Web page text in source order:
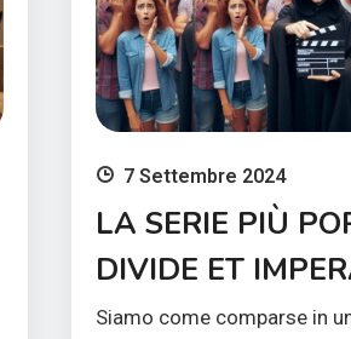
7 Settembre 2024
LA SERIE PIÙ
DIVIDE ET
Siamo come comparse in